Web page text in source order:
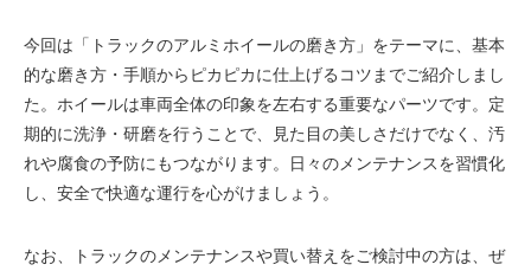
今回は「トラックのアルミホイールの磨き方」をテーマに、基本
的な磨き方・手順からピカピカに仕上げるコツまでご紹介しまし
た。ホイールは車両全体の印象を左右する重要なパーツです。定
期的に洗浄・研磨を行うことで、見た目の美しさだけでなく、汚
れや腐食の予防にもつながります。日々のメンテナンスを習慣化
し、安全で快適な運行を心がけましょう。
なお、トラックのメンテナンスや買い替えをご検討中の方は、ぜ